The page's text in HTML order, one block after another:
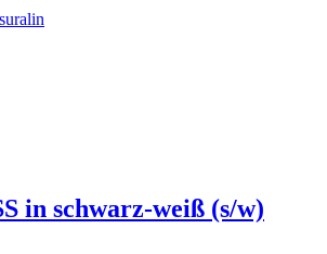
in schwarz-weiß (s/w)